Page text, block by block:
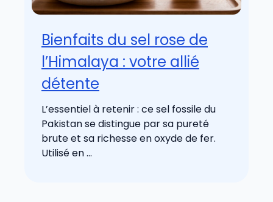
Bienfaits du sel rose de
l’Himalaya : votre allié
détente
L’essentiel à retenir : ce sel fossile du
Pakistan se distingue par sa pureté
brute et sa richesse en oxyde de fer.
Utilisé en ...